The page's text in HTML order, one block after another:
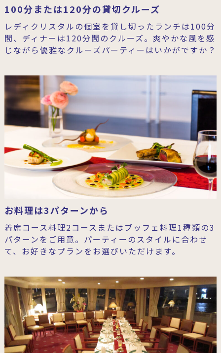
100分または120分の貸切クルーズ
レディクリスタルの個室を貸し切ったランチは100分
間、ディナーは120分間のクルーズ。爽やかな風を感
じながら優雅なクルーズパーティーはいかがですか？
お料理は3パターンから
着席コース料理2コースまたはブッフェ料理1種類の3
パターンをご用意。パーティーのスタイルに合わせ
て、お好きなプランをお選びいただけます。